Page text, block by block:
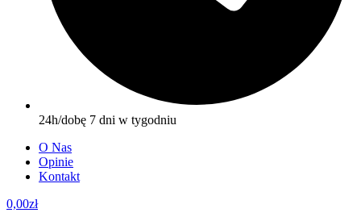
24h/dobę 7 dni w tygodniu
O Nas
Opinie
Kontakt
0,00zł